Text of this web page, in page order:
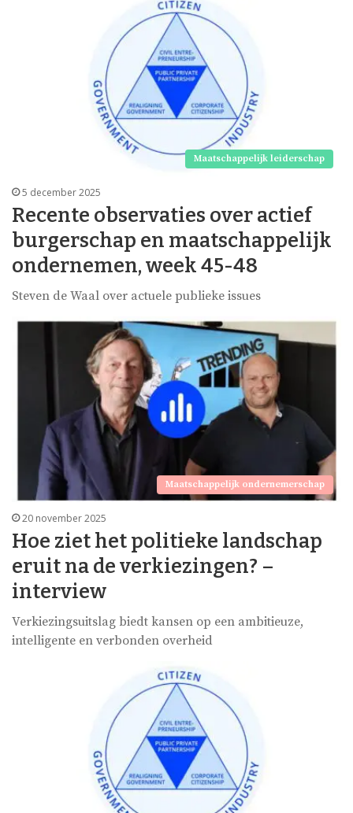
Maatschappelijk leiderschap
5 december 2025
Recente observaties over actief
burgerschap en maatschappelijk
ondernemen, week 45-48
Steven de Waal over actuele publieke issues
Maatschappelijk ondernemerschap
20 november 2025
Hoe ziet het politieke landschap
eruit na de verkiezingen? –
interview
Verkiezingsuitslag biedt kansen op een ambitieuze,
intelligente en verbonden overheid